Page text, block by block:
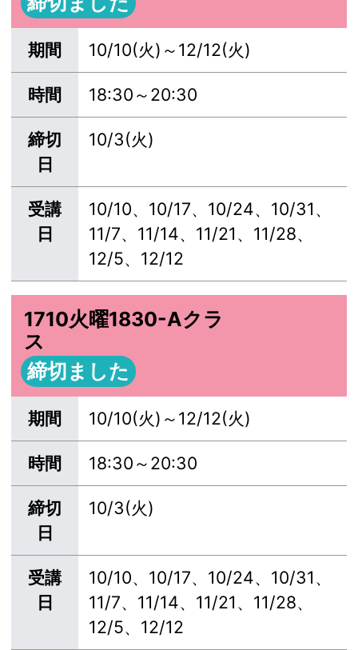
期間 10/10(火)～12/12(火)
時間 18:30～20:30
締切
日
10/3(火)
受講
日
10/10、10/17、10/24、10/31、
11/7、11/14、11/21、11/28、
12/5、12/12
1710火曜1830-Aクラ
ス
締切ました
期間 10/10(火)～12/12(火)
時間 18:30～20:30
締切
日
10/3(火)
受講
日
10/10、10/17、10/24、10/31、
11/7、11/14、11/21、11/28、
12/5、12/12